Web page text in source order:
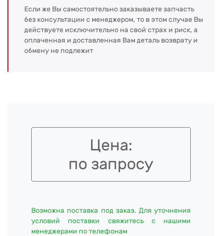
Если же Вы самостоятельно заказываете запчасть
без консультации с менеджером, то в этом случае Вы
действуете исключительно на свой страх и риск, а
оплаченная и доставленная Вам деталь возврату и
обмену не подлежит
Цена:
по запросу
Возможна поставка под заказ. Для уточнения
условий поставки свяжитесь с нашими
менеджерами по телефонам